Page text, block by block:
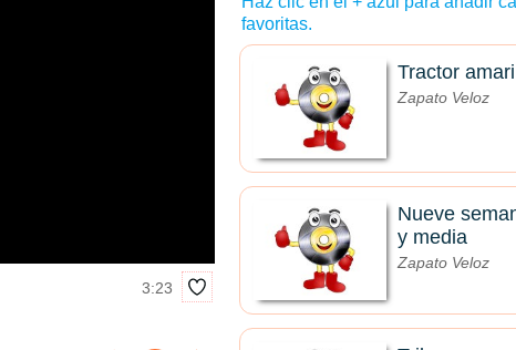
3:23
favoritas.
Tractor
Zapato Veloz
Nueve
y media
Zapato Veloz